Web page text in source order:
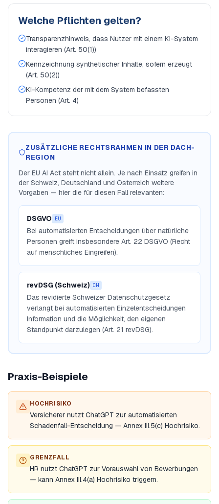
Welche Pflichten gelten?
Transparenzhinweis, dass Nutzer mit einem KI-System
interagieren (Art. 50(1))
Kennzeichnung synthetischer Inhalte, sofern erzeugt
(Art. 50(2))
KI-Kompetenz der mit dem System befassten
Personen (Art. 4)
ZUSÄTZLICHE RECHTSRAHMEN IN DER DACH-
REGION
Der EU AI Act steht nicht allein. Je nach Einsatz greifen in
der Schweiz, Deutschland und Österreich weitere
Vorgaben — hier die für diesen Fall relevanten:
DSGVO EU
Bei automatisierten Entscheidungen über natürliche
Personen greift insbesondere Art. 22 DSGVO (Recht
auf menschliches Eingreifen).
revDSG (Schweiz) CH
Das revidierte Schweizer Datenschutzgesetz
verlangt bei automatisierten Einzelentscheidungen
Information und die Möglichkeit, den eigenen
Standpunkt darzulegen (Art. 21 revDSG).
Praxis-Beispiele
HOCHRISIKO
Versicherer nutzt ChatGPT zur automatisierten
Schadenfall-Entscheidung — Annex III.5(c) Hochrisiko.
GRENZFALL
HR nutzt ChatGPT zur Vorauswahl von Bewerbungen
— kann Annex III.4(a) Hochrisiko triggern.